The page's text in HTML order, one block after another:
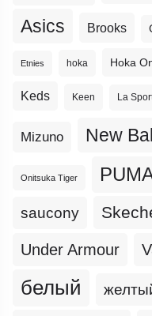
Asics Brooks
Etnies hoka Hoka
Keds Keen La
Mizuno New
Onitsuka Tiger
saucony
Under Armour
белый